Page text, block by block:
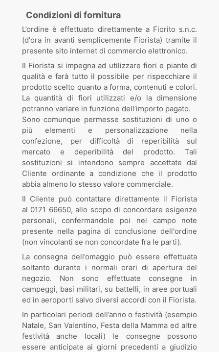
Condizioni di fornitura
L’ordine è effettuato direttamente a Fiorito s.n.c.
(d'ora in avanti semplicemente Fiorista) tramite il
presente sito internet di commercio elettronico.
Il Fiorista si impegna ad utilizzare fiori e piante di
qualità e farà tutto il possibile per rispecchiare il
prodotto scelto quanto a forma, contenuti e colori.
La quantità di fiori utilizzati e/o la dimensione
potranno variare in funzione dell’importo pagato.
Sono comunque permesse sostituzioni di uno o
più elementi e personalizzazione nella
confezione, per difficoltà di reperibilità sul
mercato e deperibilità del prodotto. Tali
sostituzioni si intendono sempre accettate dal
Cliente ordinante a condizione che il prodotto
abbia almeno lo stesso valore commerciale.
Il Cliente può contattare direttamente il Fiorista
al 0171 66650, allo scopo di concordare esigenze
personali, confermandole poi nel campo note
presente nella pagina di conclusione dell'ordine
(non vincolanti se non concordate fra le parti).
La consegna dell’omaggio può essere effettuata
soltanto durante i normali orari di apertura del
negozio. Non sono effettuate consegne in
campeggi, basi militari, su battelli, in aree portuali
ed in aeroporti salvo diversi accordi con il Fiorista.
In particolari periodi dell’anno o festività (esempio
Natale, San Valentino, Festa della Mamma ed altre
festività anche locali) le consegne possono
essere anticipate ai giorni precedenti a giudizio